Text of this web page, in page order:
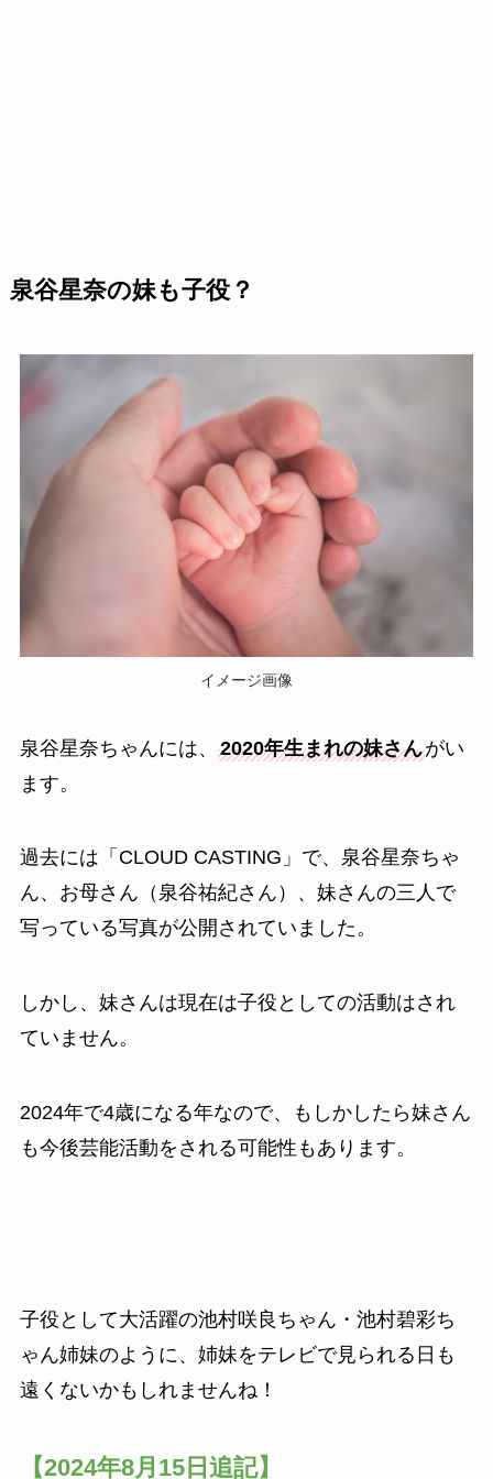
泉谷星奈の妹も子役？
イメージ画像
泉谷星奈ちゃんには、 2020年生まれの妹さんがい
ます。
過去には「CLOUD CASTING」で、泉谷星奈ちゃ
ん、お母さん（泉谷祐紀さん）、妹さんの三人で
写っている写真が公開されていました。
しかし、妹さんは現在は子役としての活動はされ
ていません。
2024年で4歳になる年なので、もしかしたら妹さん
も今後芸能活動をされる可能性もあります。
子役として大活躍の池村咲良ちゃん・池村碧彩ち
ゃん姉妹のように、姉妹をテレビで見られる日も
遠くないかもしれませんね！
【2024年8月15日追記】